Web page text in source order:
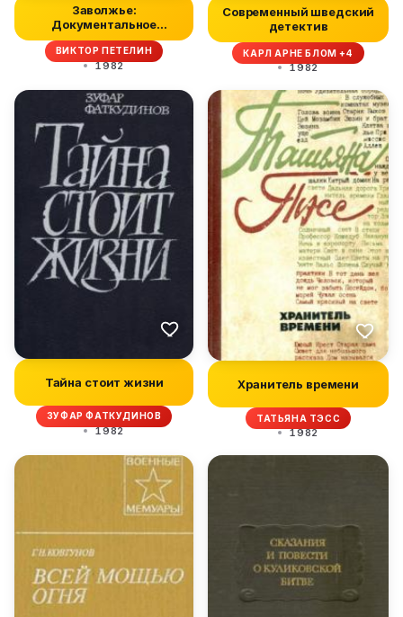
Заволжье:
Документальное
повествование
ВИКТОР ПЕТЕЛИН
1982
Современный шведский
детектив
КАРЛ АРНЕ БЛОМ +4
1982
Тайна стоит жизни
ЗУФАР ФАТКУДИНОВ
1982
Хранитель времени
ТАТЬЯНА ТЭСС
1982